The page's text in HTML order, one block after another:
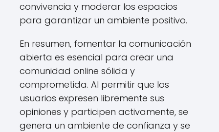
convivencia y moderar los espacios
para garantizar un ambiente positivo.
En resumen, fomentar la comunicación
abierta es esencial para crear una
comunidad online sólida y
comprometida. Al permitir que los
usuarios expresen libremente sus
opiniones y participen activamente, se
genera un ambiente de confianza y se